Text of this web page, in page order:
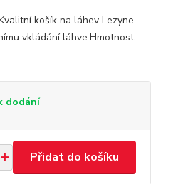
košík na láhev Lezyne
vkládání láhve.Hmotnost:
dodání
Přidat do košíku